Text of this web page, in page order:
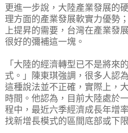
更進一步說，大陸產業發展的
理方面的產業發展軟實力優勢
上提昇的需要，台灣在產業發
很好的彌補這一塊。
「大陸的經濟轉型已不是將來
式。」陳東琪強調，很多人認
這種說法並不正確，實際上，
時間。他認為，目前大陸處於
程中，最近六季經濟成長年增
找新增長模式的區間底部或下限